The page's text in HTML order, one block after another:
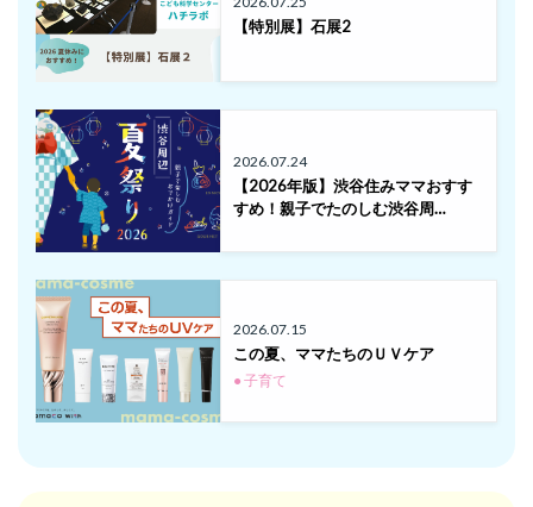
【特別展】石展2
2026.07.24
【2026年版】渋谷住みママおすす
すめ！親子でたのしむ渋谷周…
2026.07.15
この夏、ママたちのＵＶケア
● 子育て